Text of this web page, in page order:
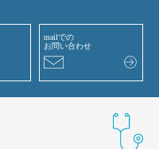
mailでの
お問い合わせ